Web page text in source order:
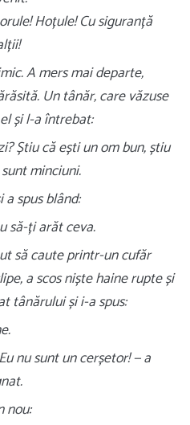
Hoțule! Cu siguranță
A mers mai departe,
Un tânăr, care văzuse
și l-a întrebat:
Știu că ești un om bun, știu
minciuni.
spus blând:
să-ți arăt ceva.
să caute printr-un cufăr
a scos niște haine rupte și
tânărului și i-a spus:
nu sunt un cerșetor! — a
nou: